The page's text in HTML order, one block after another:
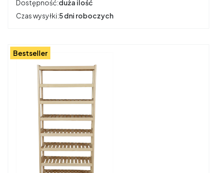
Dostępność:duża ilość
Czas wysyłki:5 dni roboczych
Bestseller